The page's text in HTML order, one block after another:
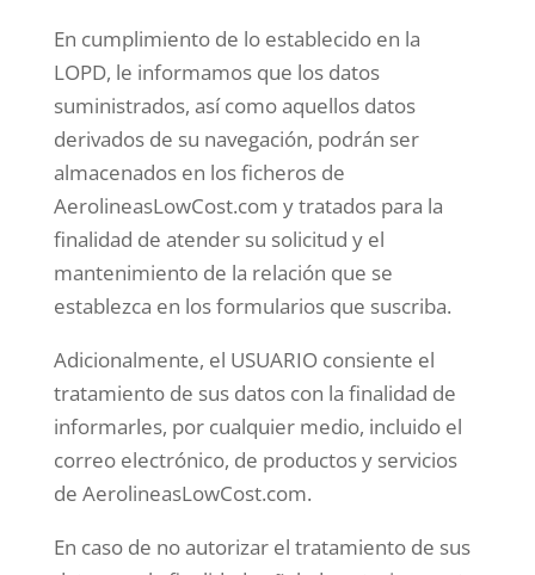
En cumplimiento de lo establecido en la
LOPD, le informamos que los datos
suministrados, así como aquellos datos
derivados de su navegación, podrán ser
almacenados en los ficheros de
AerolineasLowCost.com y tratados para la
finalidad de atender su solicitud y el
mantenimiento de la relación que se
establezca en los formularios que suscriba.
Adicionalmente, el USUARIO consiente el
tratamiento de sus datos con la finalidad de
informarles, por cualquier medio, incluido el
correo electrónico, de productos y servicios
de AerolineasLowCost.com.
En caso de no autorizar el tratamiento de sus